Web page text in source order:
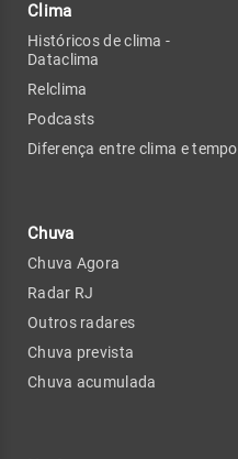
Clima
Históricos de clima -
Dataclima
Relclima
Podcasts
Diferença entre clima e tempo
Chuva
Chuva Agora
Radar RJ
Outros radares
Chuva prevista
Chuva acumulada